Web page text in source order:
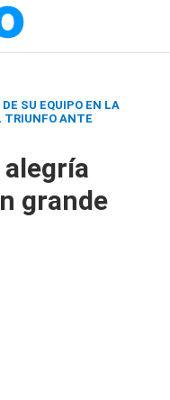
SU EQUIPO EN LA
TRIUNFO ANTE
grande